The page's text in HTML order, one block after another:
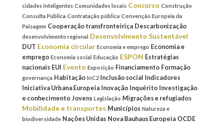
cidades inteligentes Comunidades locais Concurso Construção
Consulta Pública Contratação pública Convenção Europeia da
Paisagem Cooperação transfronteiriça Descarbonização
desenvolvimento regional Desenvolvimento Sustentável
DUT Economia circular Economia e emprego Economia e
emprego Economia social Educação ESPON Estratégias
nacionais EUI Evento Exposição Financiamento Formação
governança Habitação InC2 Inclusão social Indicadores
Iniciativa Urbana Europeia Inovação Inquérito Investigação
e conhecimento Jovens Legislação Migrações e refugiados
Mobilidade e transportes Municípios Natureza e
biodiversidade Nações Unidas Nova Bauhaus Europeia OCDE